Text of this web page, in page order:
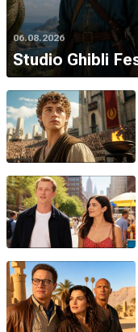
06.08.2026
Studio Ghibli